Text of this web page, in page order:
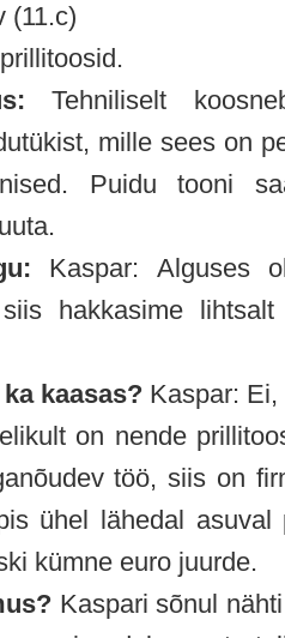
(11.c)
Tehniliselt
mille sees on
Puidu tooni
Kaspar: Alguses
hakkasime lihtsalt
kaasas? Kaspar:
on nende
töö, siis on
ühel lähedal asuval
kümne euro juurde.
Kaspari sõnul